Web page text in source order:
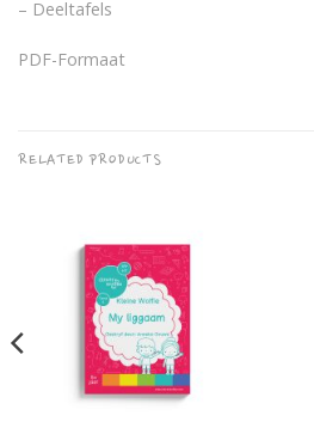
– Deeltafels
PDF-Formaat
RELATED PRODUCTS